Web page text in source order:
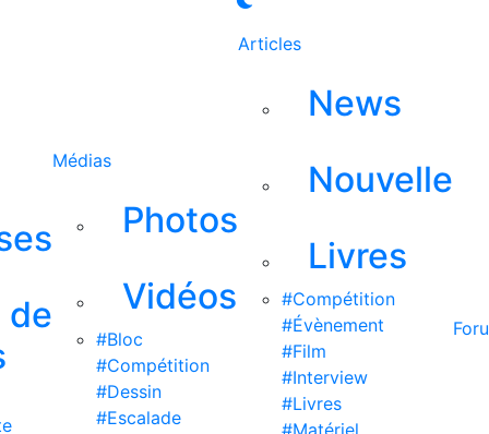
de
Médias
Photos
Vidéos
#Bloc
#Compétition
#Dessin
#Escalade
Articles
News
Nouvelle
Livres
#Compétition
#Évènement
#Film
#Interview
#Livres
#Matériel